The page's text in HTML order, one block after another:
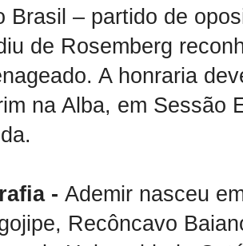
Brasil – partido de
de Rosemberg
A honraria
na Alba, em Sessão
- Ademir nasceu
Recôncavo